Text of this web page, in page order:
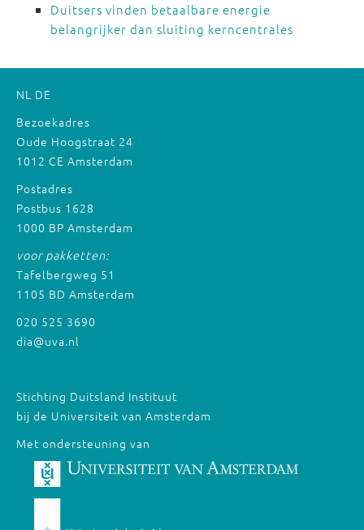
Duitsers vinden betaalbare energie
belangrijker dan sluiting kerncentrales
NL DE
Bezoekadres
Oude Hoogstraat 24
1012 CE Amsterdam
Postadres
Postbus 1628
1000 BP Amsterdam
voor pakketten:
Tafelbergweg 51
1105 BD Amsterdam
020 525 3690
dia@uva.nl
Stichting Duitsland Instituut
bij de Universiteit van Amsterdam
Met ondersteuning van